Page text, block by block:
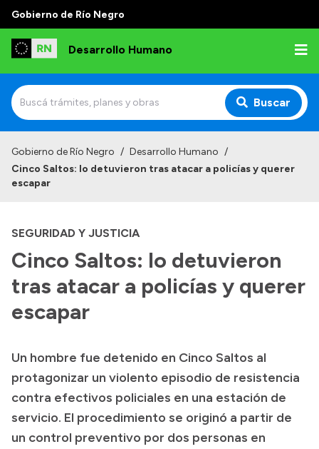
Gobierno de Río Negro
Desarrollo Humano
Buscar
Institucional
Autoridades
Delegaciones
Normativa
Presupuesto
Boletín Oficial
Compras y licitaciones
Consulta de expedientes
Gobierno de Río Negro / Desarrollo Humano /
Cinco Saltos: lo detuvieron tras atacar a policías y querer
escapar
SEGURIDAD Y JUSTICIA
Cinco Saltos: lo detuvieron
tras atacar a policías y querer
escapar
Un hombre fue detenido en Cinco Saltos al
protagonizar un violento episodio de resistencia
contra efectivos policiales en una estación de
servicio. El procedimiento se originó a partir de
un control preventivo por dos personas en